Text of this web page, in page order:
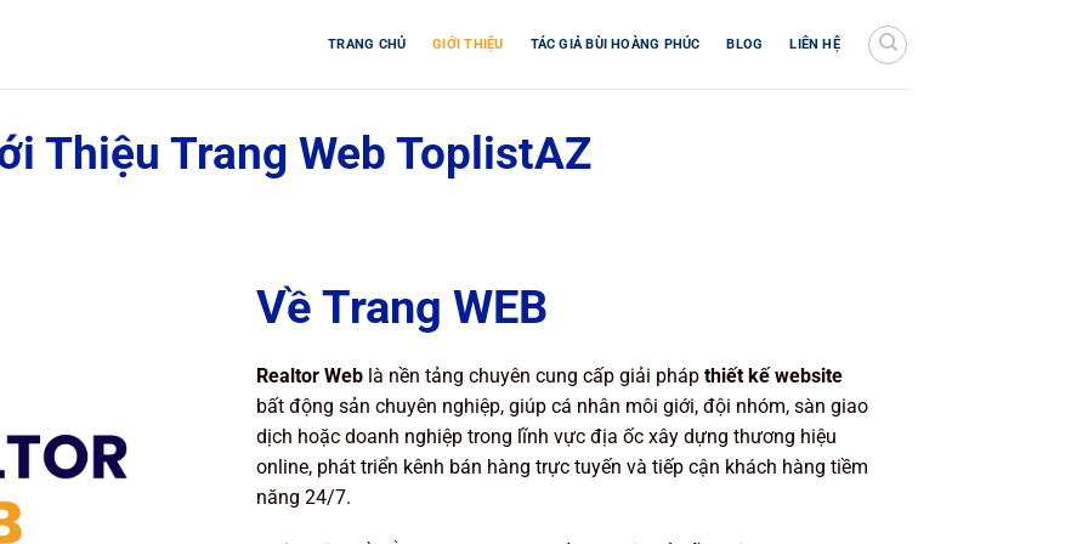
TRANG CHỦ GIỚI THIỆU TÁC GIẢ BÙI HOÀNG PHÚC BLOG LIÊN HỆ
Thiệu Trang Web ToplistAZ
Về Trang WEB
Realtor Weblà nền tảng chuyên cung cấp giải pháp thiết kế website
bất động sản chuyên nghiệp, giúp cá nhân môi giới, đội nhóm, sàn giao
dịch hoặc doanh nghiệp trong lĩnh vực địa ốc xây dựng thương hiệu
online, phát triển kênh bán hàng trực tuyến và tiếp cận khách hàng tiềm
năng 24/7.